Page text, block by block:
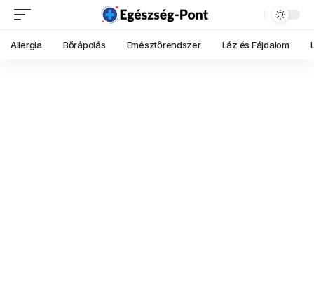
Allergia Bőrápolás Emésztőrendszer Láz és Fájdalom